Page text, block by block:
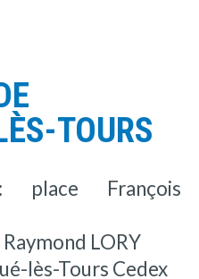
TOURS
place François
LORY
lès-Tours Cedex